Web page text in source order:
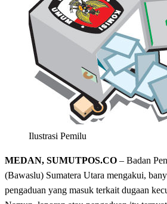
Ilustrasi Pemilu
MEDAN, SUMUTPOS.CO – Badan
(Bawaslu) Sumatera Utara mengakui,
pengaduan yang masuk terkait dugaan